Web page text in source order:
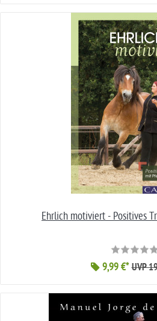
Ehrlich motiviert - Positives
9,99 €* UVP